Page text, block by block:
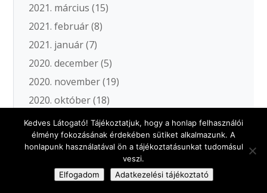
2021. március (15)
2021. február(8)
2021. január(7)
2020. december(5)
2020. november(19)
2020. október(18)
2020. szeptember(11)
2020. augusztus(5)
2020. július
2020. június(11)
Kedves Látogató! Tájékoztatjuk, hogy a honlap felhasználói
élmény fokozásának érdekében sütiket alkalmazunk. A
honlapunk használatával ön a tájékoztatásunkat tudomásul
veszi.
Elfogadom
Adatkezelési tájékoztató